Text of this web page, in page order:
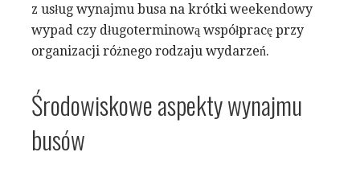
z usług wynajmu busa na krótki weekendowy
wypad czy długoterminową współpracę przy
organizacji różnego rodzaju wydarzeń.
Środowiskowe aspekty wynajmu
busów